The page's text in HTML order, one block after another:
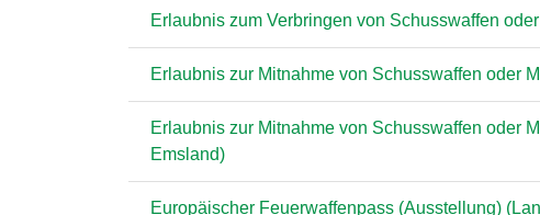
Erlaubnis zum Verbringen von Schusswaffen
Erlaubnis zur Mitnahme von Schusswaffen oder
Erlaubnis zur Mitnahme von Schusswaffen oder
Emsland)
Europäischer Feuerwaffenpass (Ausstellung)